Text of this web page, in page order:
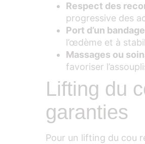
Respect des
progressive des
Port d’un
l’œdème et à
Massages ou
favoriser
Lifting du
garanties
Pour un lifting du cou